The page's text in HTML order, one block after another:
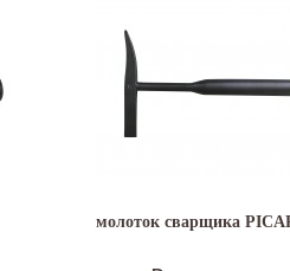
молоток сварщика